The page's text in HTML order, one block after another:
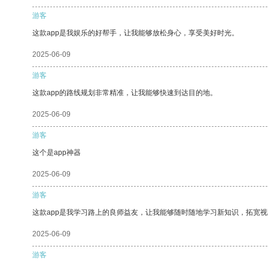
游客
这款app是我娱乐的好帮手，让我能够放松身心，享受美好时光。
2025-06-09
游客
这款app的路线规划非常精准，让我能够快速到达目的地。
2025-06-09
游客
这个是app神器
2025-06-09
游客
这款app是我学习路上的良师益友，让我能够随时随地学习新知识，拓宽
2025-06-09
游客